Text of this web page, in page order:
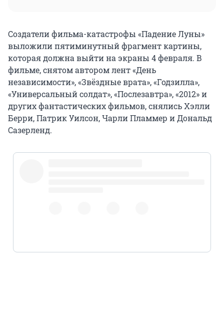
Создатели фильма-катастрофы «Падение Луны»
выложили пятиминутный фрагмент картины,
которая должна выйти на экраны 4 февраля. В
фильме, снятом автором лент «День
независимости», «Звёздные врата», «Годзилла»,
«Универсальный солдат», «Послезавтра», «2012» и
других фантастических фильмов, снялись Хэлли
Берри, Патрик Уилсон, Чарли Пламмер и Дональд
Сазерленд.